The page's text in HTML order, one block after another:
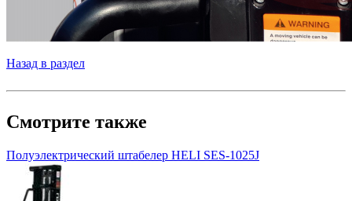
Назад в раздел
Смотрите также
Полуэлектрический штабелер HELI SES-1025J